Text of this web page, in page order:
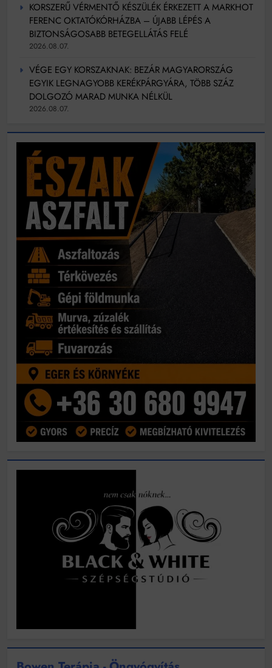
KORSZERŰ VÉRMENTŐ KÉSZÜLÉK ÉRKEZETT A MARKHOT
FERENC OKTATÓKÓRHÁZBA – ÚJABB LÉPÉS A
BIZTONSÁGOSABB BETEGELLÁTÁS FELÉ
2026.08.07.
VÉGE EGY KORSZAKNAK: BEZÁR MAGYARORSZÁG
EGYIK LEGNAGYOBB KERÉKPÁRGYÁRA, TÖBB SZÁZ
DOLGOZÓ MARAD MUNKA NÉLKÜL
2026.08.07.